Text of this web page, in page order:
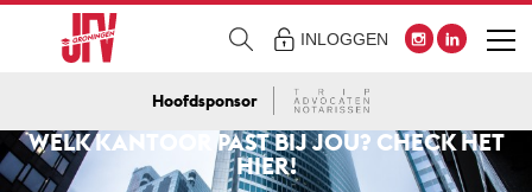
INLOGGEN
Hoofdsponsor
WELK KANTOOR PAST BIJ JOU? CHECK HET
HIER!